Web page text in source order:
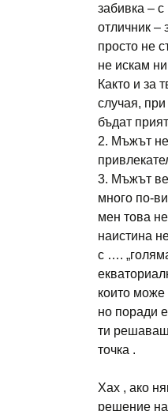
забивка –
отличник –
просто не
не искам
Както и за
случая,
бъдат
2. Мъжът
3. Мъжът
много по-
мен това
наистина
с ….
които може
но поради
ти решаваш
точка .
Хах , ако
решение на